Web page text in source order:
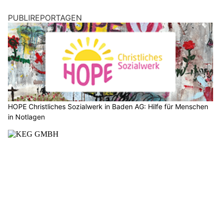
PUBLIREPORTAGEN
HOPE Christliches Sozialwerk in Baden AG: Hilfe für Menschen
in Notlagen